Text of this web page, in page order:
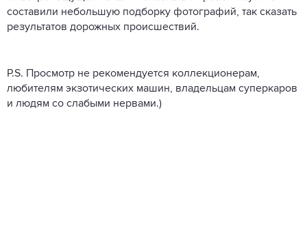
составили небольшую подборку фотографий, так сказать
результатов дорожных происшествий.
P.S. Просмотр не рекомендуется коллекционерам,
любителям экзотических машин, владельцам суперкаров
и людям со слабыми нервами.)